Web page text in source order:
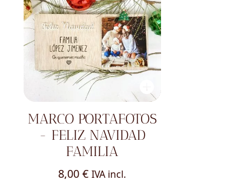
MARCO PORTAFOTOS
- FELIZ NAVIDAD
FAMILIA
8,00€ IVA incl.